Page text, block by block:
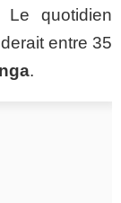
quotidien
entre 35
.